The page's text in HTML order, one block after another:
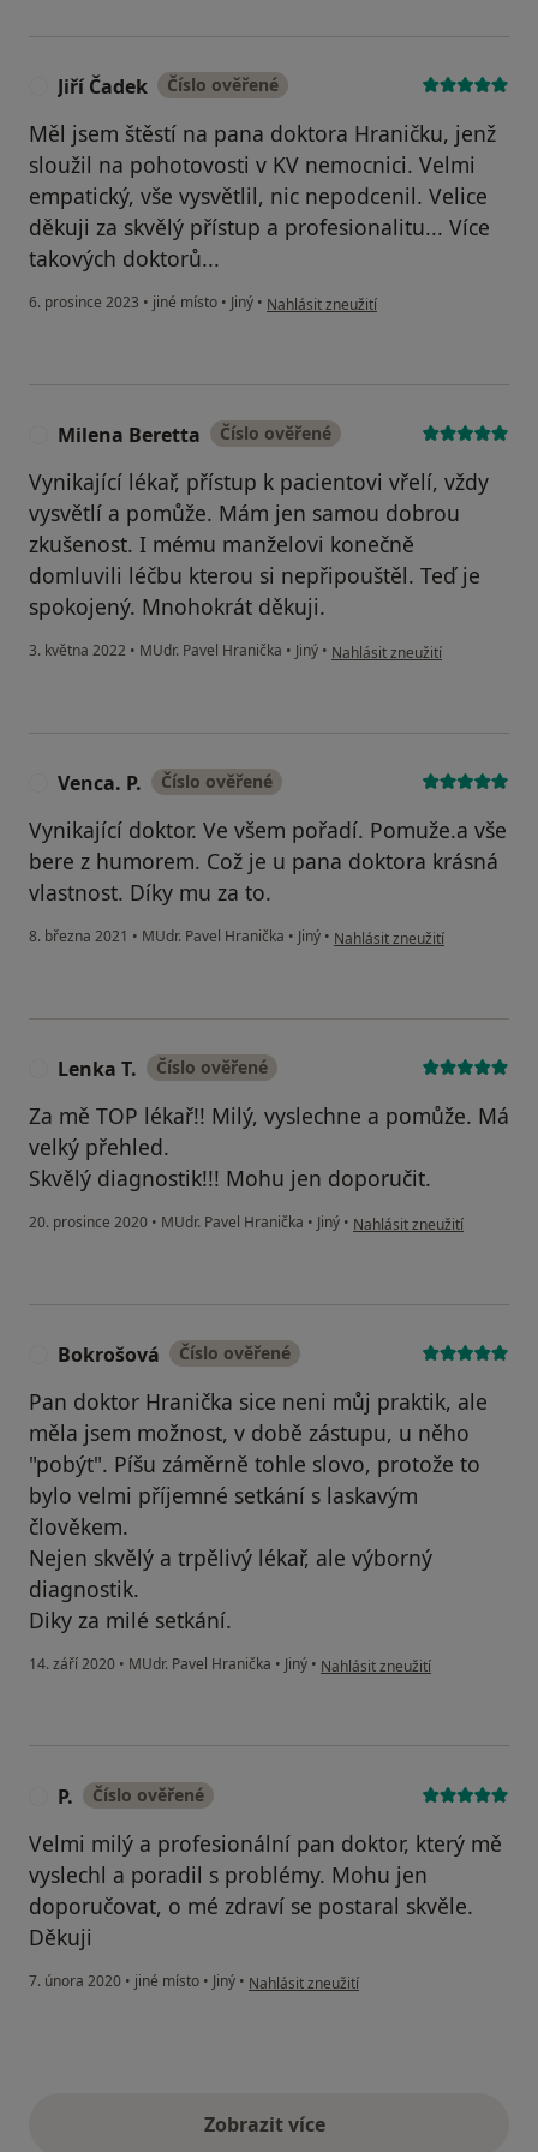
Jiří Čadek Číslo ověřené
Měl jsem štěstí na pana doktora Hraničku, jenž
sloužil na pohotovosti v KV nemocnici. Velmi
empatický, vše vysvětlil, nic nepodcenil. Velice
děkuji za skvělý přístup a profesionalitu... Více
takových doktorů...
6. prosince 2023 • jiné místo • Jiný • podle názoru uživatele Jiří Čadek
Nahlásit zneužití
Milena Beretta Číslo ověřené
Vynikající lékař, přístup k pacientovi vřelí, vždy
vysvětlí a pomůže. Mám jen samou dobrou
zkušenost. I mému manželovi konečně
domluvili léčbu kterou si nepřipouštěl. Teď je
spokojený. Mnohokrát děkuji.
3. května 2022 • MUdr. Pavel Hranička • Jiný • podle názoru uživatele Milena
Nahlásit zneužití
Venca. P. Číslo ověřené
Vynikající doktor. Ve všem pořadí. Pomuže.a vše
bere z humorem. Což je u pana doktora krásná
vlastnost. Díky mu za to.
8. března 2021 • MUdr. Pavel Hranička • Jiný • podle názoru uživatele Venca.
Nahlásit zneužití
Lenka T. Číslo ověřené
Za mě TOP lékař!! Milý, vyslechne a pomůže. Má
velký přehled.
Skvělý diagnostik!!! Mohu jen doporučit.
20. prosince 2020 • MUdr. Pavel Hranička • Jiný • podle názoru uživatele
Nahlásit zneužití
Bokrošová Číslo ověřené
Pan doktor Hranička sice neni můj praktik, ale
měla jsem možnost, v době zástupu, u něho
"pobýt". Píšu záměrně tohle slovo, protože to
bylo velmi příjemné setkání s laskavým
člověkem.
Nejen skvělý a trpělivý lékař, ale výborný
diagnostik.
Diky za milé setkání.
14. září 2020 • MUdr. Pavel Hranička • Jiný • podle názoru uživatele
Nahlásit zneužití
P. Číslo ověřené
Velmi milý a profesionální pan doktor, který mě
vyslechl a poradil s problémy. Mohu jen
doporučovat, o mé zdraví se postaral skvěle.
Děkuji
7. února 2020 • jiné místo • Jiný • podle názoru uživatele P.
Nahlásit zneužití
Zobrazit vícevýše uvedené názory